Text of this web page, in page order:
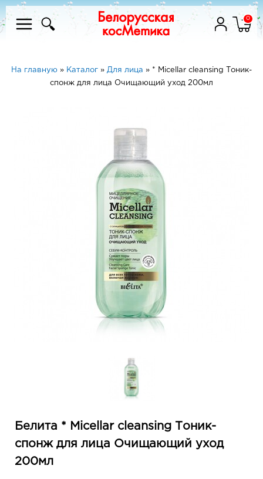
0
На главную » Каталог » Для лица » * Micellar cleansing Тоник-
спонж для лица Очищающий уход 200мл
Белита * Micellar cleansing Тоник-
спонж для лица Очищающий уход
200мл